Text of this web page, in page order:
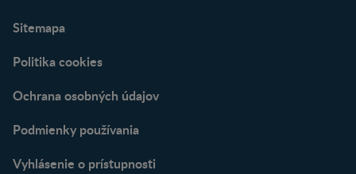
Sitemapa
Politika cookies
Ochrana osobných údajov
Podmienky používania
Vyhlásenie o prístupnosti